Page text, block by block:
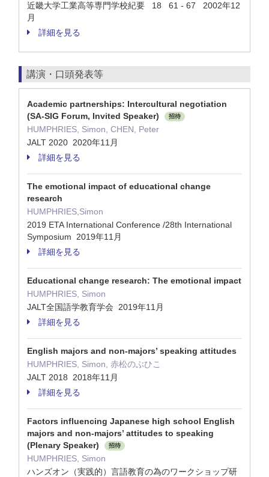
近畿大学工業高等専門学校紀要 18 61 - 67 2002年12
月
詳細を見る
講演・口頭発表等
Academic partnerships: Intercultural negotiation
(SA-SIG Forum, Invited Speaker)
招待
HUMPHRIES, Simon, CHEN, Peter
JALT 2020 2020年11月
詳細を見る
The emotional impact of educational change
research
HUMPHRIES,Simon
2019 ETA International Conference /28th International
Symposium 2019年11月
詳細を見る
Educational change research: The emotional impact
HUMPHRIES, Simon
JALT全国語学教育学会 2019年11月
詳細を見る
English majors and non-majors’ speaking attitudes
HUMPHRIES, Simon, 赤松のぶひこ
JALT 2018 2018年11月
詳細を見る
Factors influencing Japanese high school English
majors and non-majors’ attitudes to speaking
(Plenary Speaker)
招待
HUMPHRIES, Simon
ハンズオン（実践的）言語教育の為のワークショップ研